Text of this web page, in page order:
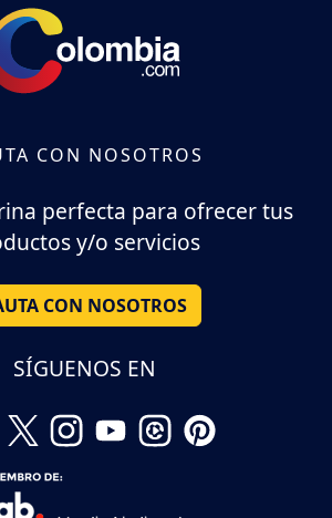
CON NOSOTROS
perfecta para ofrecer tus
y/o servicios
CON NOSOTROS
SÍGUENOS EN